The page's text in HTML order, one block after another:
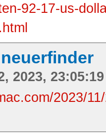
92-17-us-
2023, 23:05:19
2023/